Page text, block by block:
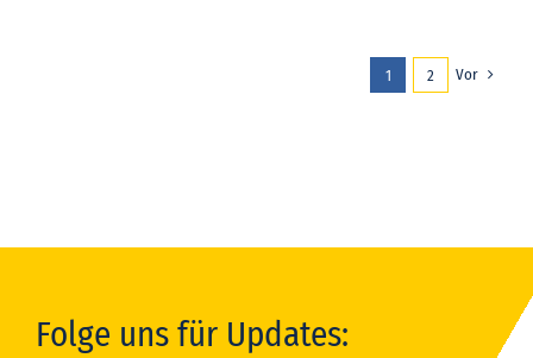
1 2 Vor
Folge uns für Updates: